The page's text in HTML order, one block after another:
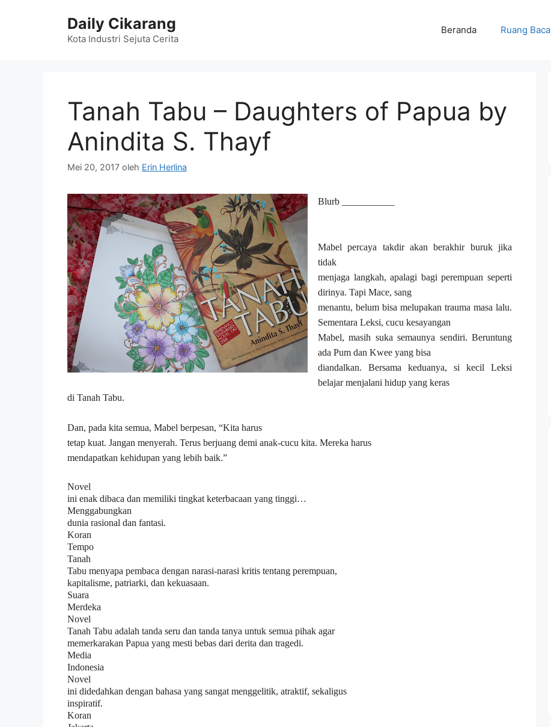
Daily Cikarang
Kota Industri Sejuta Cerita
Beranda Ruang Baca
Tanah Tabu – Daughters of Papua by
Anindita S. Thayf
Mei 20, 2017 oleh Erin Herlina
Blurb ___________
Mabel percaya takdir akan berakhir buruk jika
tidak
menjaga langkah, apalagi bagi perempuan seperti
dirinya. Tapi Mace, sang
menantu, belum bisa melupakan trauma masa lalu.
Sementara Leksi, cucu kesayangan
Mabel, masih suka semaunya sendiri. Beruntung
ada Pum dan Kwee yang bisa
diandalkan. Bersama keduanya, si kecil Leksi
belajar menjalani hidup yang keras
di Tanah Tabu.
Dan, pada kita semua, Mabel berpesan, “Kita harus
tetap kuat. Jangan menyerah. Terus berjuang demi anak-cucu kita. Mereka harus
mendapatkan kehidupan yang lebih baik.”
Novel
ini enak dibaca dan memiliki tingkat keterbacaan yang tinggi…
Menggabungkan
dunia rasional dan fantasi.
Koran
Tempo
Tanah
Tabu menyapa pembaca dengan narasi-narasi kritis tentang perempuan,
kapitalisme, patriarki, dan kekuasaan.
Suara
Merdeka
Novel
Tanah Tabu adalah tanda seru dan tanda tanya untuk semua pihak agar
memerkarakan Papua yang mesti bebas dari derita dan tragedi.
Media
Indonesia
Novel
ini didedahkan dengan bahasa yang sangat menggelitik, atraktif, sekaligus
inspiratif.
Koran